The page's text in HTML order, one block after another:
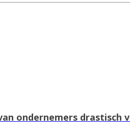
ondernemers drastisch